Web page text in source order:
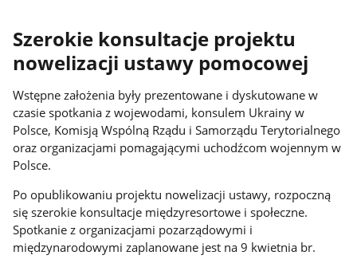
Szerokie konsultacje projektu
nowelizacji ustawy pomocowej
Wstępne założenia były prezentowane i dyskutowane w
czasie spotkania z wojewodami, konsulem Ukrainy w
Polsce, Komisją Wspólną Rządu i Samorządu Terytorialnego
oraz organizacjami pomagającymi uchodźcom wojennym w
Polsce.
Po opublikowaniu projektu nowelizacji ustawy, rozpoczną
się szerokie konsultacje międzyresortowe i społeczne.
Spotkanie z organizacjami pozarządowymi i
międzynarodowymi zaplanowane jest na 9 kwietnia br.